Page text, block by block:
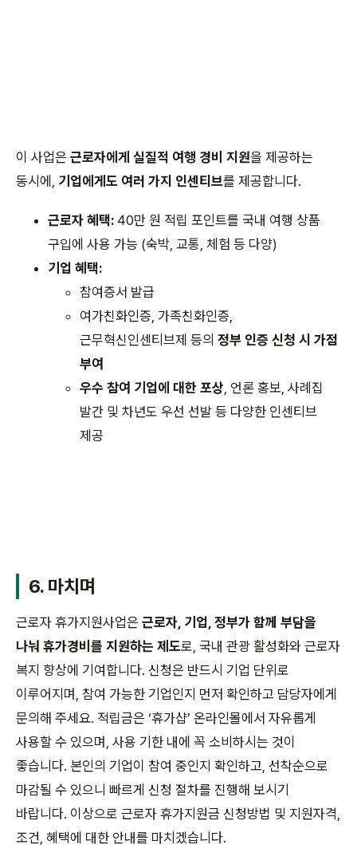
이 사업은 근로자에게 실질적 여행 경비 지원을 제공하는
동시에, 기업에게도 여러 가지 인센티브를 제공합니다.
근로자 혜택: 40만 원 적립 포인트를 국내 여행 상품
구입에 사용 가능 (숙박, 교통, 체험 등 다양)
기업 혜택:
참여증서 발급
여가친화인증, 가족친화인증,
근무혁신인센티브제 등의 정부 인증 신청 시 가점
부여
우수 참여 기업에 대한 포상 , 언론 홍보, 사례집
발간 및 차년도 우선 선발 등 다양한 인센티브
제공
6. 마치며
근로자 휴가지원사업은 근로자, 기업, 정부가 함께 부담을
나눠 휴가경비를 지원하는 제도로, 국내 관광 활성화와 근로자
복지 향상에 기여합니다. 신청은 반드시 기업 단위로
이루어지며, 참여 가능한 기업인지 먼저 확인하고 담당자에게
문의해 주세요. 적립금은 ‘휴가샵’ 온라인몰에서 자유롭게
사용할 수 있으며, 사용 기한 내에 꼭 소비하시는 것이
좋습니다. 본인의 기업이 참여 중인지 확인하고, 선착순으로
마감될 수 있으니 빠르게 신청 절차를 진행해 보시기
바랍니다. 이상으로 근로자 휴가지원금 신청방법 및 지원자격,
조건, 혜택에 대한 안내를 마치겠습니다.